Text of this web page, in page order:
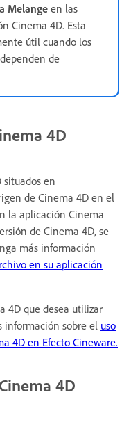
Melange en las
Cinema 4D. Esta
útil cuando los
de
4D
situados en
de Cinema 4D en el
la aplicación Cinema
de Cinema 4D, se
más información
en su aplicación
4D que desea utilizar
información sobre el uso
4D en Efecto Cineware.
4D